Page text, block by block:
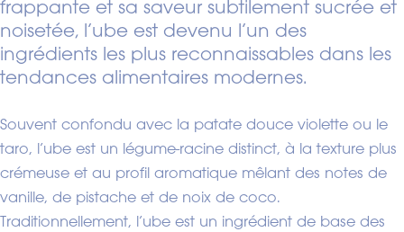
frappante et sa saveur subtilement sucrée et
noisetée, l’ube est devenu l’un des
ingrédients les plus reconnaissables dans les
tendances alimentaires modernes.
Souvent confondu avec la patate douce violette ou le
taro, l’ube est un légume-racine distinct, à la texture plus
crémeuse et au profil aromatique mêlant des notes de
vanille, de pistache et de noix de coco.
Traditionnellement, l’ube est un ingrédient de base des